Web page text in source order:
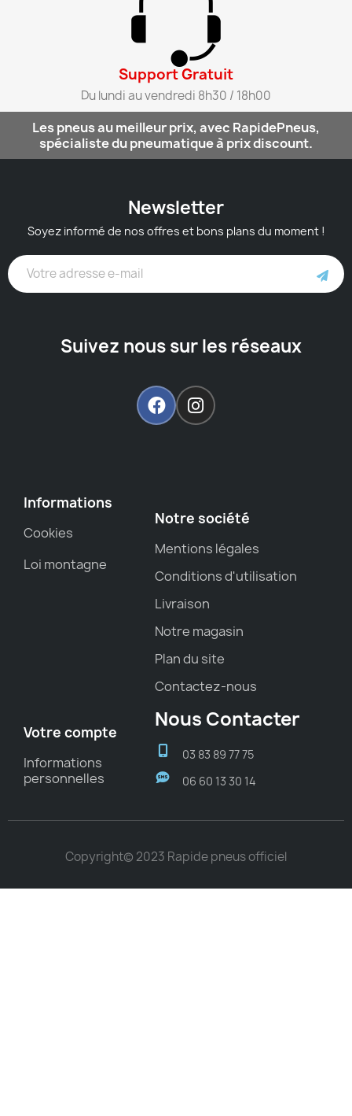
Support Gratuit​
Du lundi au vendredi 8h30 / 18h00​
Les pneus au meilleur prix, avec RapidePneus,
spécialiste du pneumatique à prix discount.
Newsletter
Soyez informé de nos offres et bons plans du moment !
Suivez nous sur les réseaux
Informations
Cookies
Loi montagne
Notre société
Mentions légales
Conditions d'utilisation
Livraison
Notre magasin
Plan du site
Contactez-nous
Votre compte
Informations
personnelles
Nous Contacter
03 83 89 77 75
06 60 13 30 14
Copyright© 2023 Rapide pneus officiel